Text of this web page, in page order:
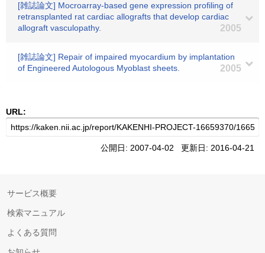
[雑誌論文] Mocroarray-based gene expression profiling of
retransplanted rat cardiac allografts that develop cardiac
allograft vasculopathy.
2005
[雑誌論文] Repair of impaired myocardium by implantation
of Engineered Autologous Myoblast sheets.
2005
URL:
公開日: 2007-04-02 更新日: 2016-04-21
サービス概要
検索マニュアル
よくある質問